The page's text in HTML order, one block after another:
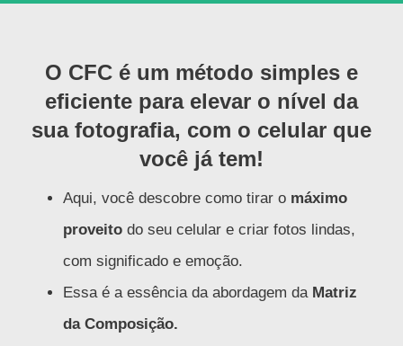
O CFC é um método simples e
eficiente para elevar o nível da
sua fotografia, com o celular que
você já tem!
Aqui, você descobre como tirar o máximo
proveito do seu celular e criar fotos lindas,
com significado e emoção.
Essa é a essência da abordagem da Matriz
da Composição.